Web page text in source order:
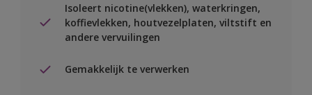
Isoleert nicotine(vlekken), waterkringen,
koffievlekken, houtvezelplaten, viltstift en
andere vervuilingen
Gemakkelijk te verwerken